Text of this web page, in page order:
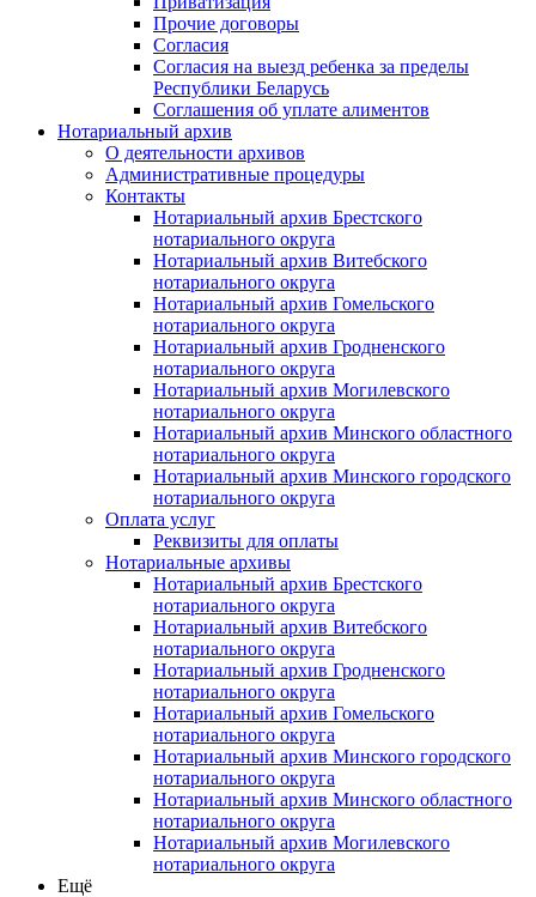
Прочие договоры
Согласия
Согласия на выезд ребенка за пределы
Республики Беларусь
Соглашения об уплате алиментов
Нотариальный архив
О деятельности архивов
Административные процедуры
Контакты
Нотариальный архив Брестского
нотариального округа
Нотариальный архив Витебского
нотариального округа
Нотариальный архив Гомельского
нотариального округа
Нотариальный архив Гродненского
нотариального округа
Нотариальный архив Могилевского
нотариального округа
Нотариальный архив Минского областного
нотариального округа
Нотариальный архив Минского городского
нотариального округа
Оплата услуг
Реквизиты для оплаты
Нотариальные архивы
Нотариальный архив Брестского
нотариального округа
Нотариальный архив Витебского
нотариального округа
Нотариальный архив Гродненского
нотариального округа
Нотариальный архив Гомельского
нотариального округа
Нотариальный архив Минского городского
нотариального округа
Нотариальный архив Минского областного
нотариального округа
Нотариальный архив Могилевского
нотариального округа
Ещё